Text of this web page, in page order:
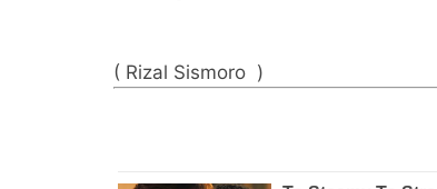
( Rizal Sismoro )